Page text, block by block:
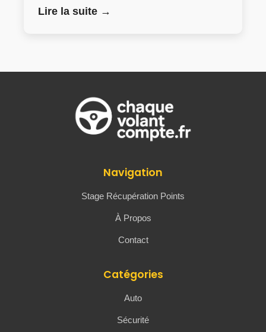
Lire la suite →
Navigation
Stage Récupération Points
À Propos
Contact
Catégories
Auto
Sécurité